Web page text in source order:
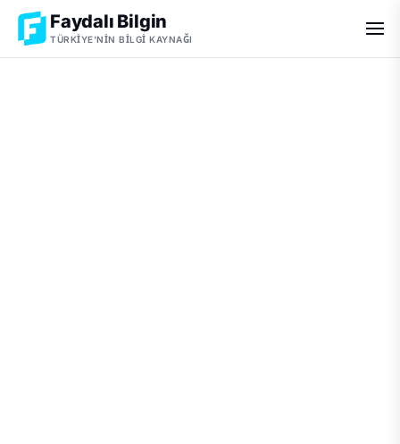
Faydalı Bilgin
TÜRKIYE'NIN BILGI KAYNAĞI